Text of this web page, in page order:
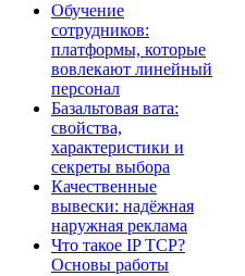
Обучение
сотрудников:
платформы, которые
вовлекают линейный
персонал
Базальтовая вата:
свойства,
характеристики и
секреты выбора
Качественные
вывески: надёжная
наружная реклама
Что такое IP TCP?
Основы работы